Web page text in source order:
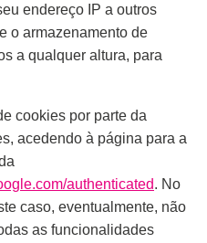
endereço IP a outros
o armazenamento de
a qualquer altura, para
cookies por parte da
acedendo à página para a
authenticated. No
caso, eventualmente, não
as funcionalidades